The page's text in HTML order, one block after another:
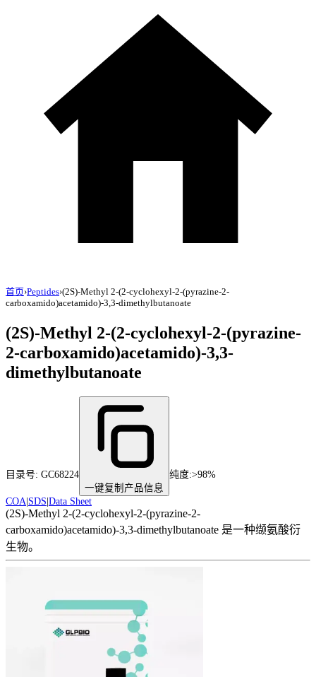
首页›Peptides›(2S)-Methyl 2-(2-cyclohexyl-2-(pyrazine-2-
carboxamido)acetamido)-3,3-dimethylbutanoate
(2S)-Methyl 2-(2-cyclohexyl-2-(pyrazine-
2-carboxamido)acetamido)-3,3-
dimethylbutanoate
目录号: GC68224
一键复制产品信息
纯度:>98%
COA SDS Data Sheet
(2S)-Methyl 2-(2-cyclohexyl-2-(pyrazine-2-
carboxamido)acetamido)-3,3-dimethylbutanoate 是一种缬氨酸衍
生物。